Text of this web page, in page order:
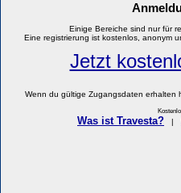
Einige Bereiche sind nur für
Eine registrierung ist kostenlos, anonym
Jetzt
Wenn du gültige Zugangsdaten erhalten
Was ist Travesta?